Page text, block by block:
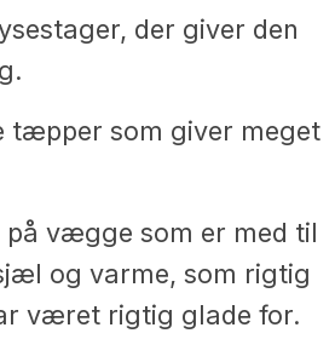
der giver den
tæpper som giver meget
på vægge som er med til
og varme, som rigtig
været rigtig glade for.